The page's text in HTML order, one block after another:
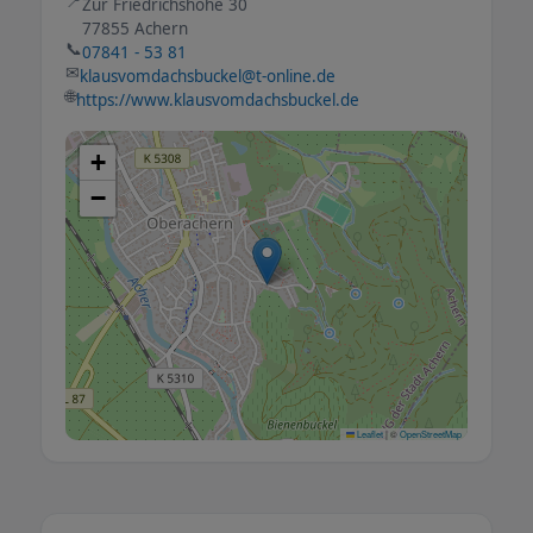
Zur Friedrichshöhe 30
77855 Achern
📞07841 - 53 81
✉klausvomdachsbuckel@t-online.de
🌐https://www.klausvomdachsbuckel.de
+
−
Leaflet|©OpenStreetMap